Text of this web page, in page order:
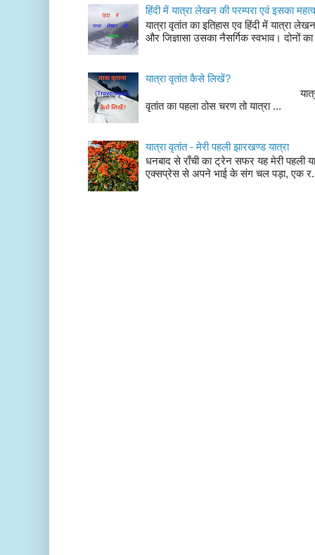
हिंदी में यात्रा लेखन की परम्परा एवं इसका महत्व
यात्रा वृतांत का इतिहास एव हिंदी में यात्रा
और जिज्ञासा उसका नैसर्गिक स्वभाव। दोनों
यात्रा वृतांत कैसे लिखें?
यात्रा वृतांत लेखन के
वृतांत का पहला ठोस चरण तो यात्रा ...
यात्रा वृतांत - मेरी पहली झारखण्ड यात्रा
धनबाद से राँची का ट्रेन सफर यह मेरी पहली
एक्सप्रेस से अपने भाई के संग चल पड़ा, एक